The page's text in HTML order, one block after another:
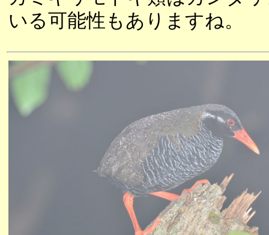
いる可能性もありますね。